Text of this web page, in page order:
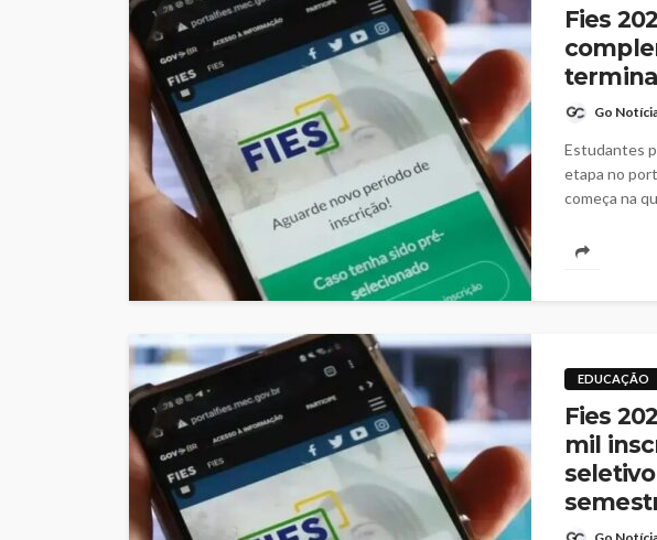
Fies
Go
Estudantes
etapa no
começa na
EDUCAÇÃO
Fies
mil